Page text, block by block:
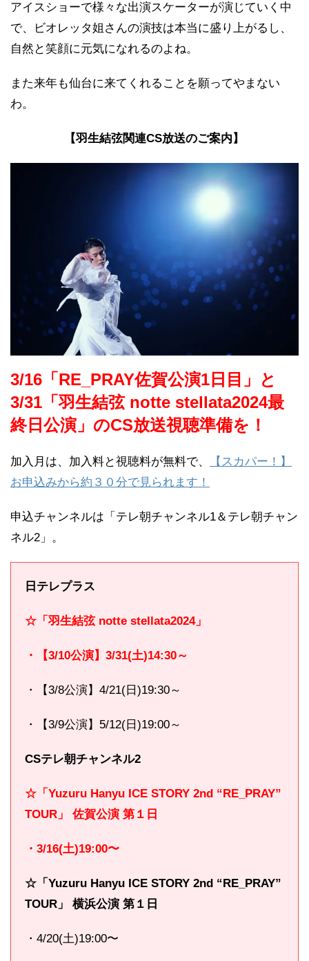
アイスショーで様々な出演スケーターが演じていく中
で、ビオレッタ姐さんの演技は本当に盛り上がるし、
自然と笑顔に元気になれるのよね。
また来年も仙台に来てくれることを願ってやまない
わ。
【羽生結弦関連CS放送のご案内】
3/16「RE_PRAY佐賀公演1日目」と
3/31「羽生結弦 notte stellata2024最
終日公演」のCS放送視聴準備を！
加入月は、加入料と視聴料が無料で、
【スカパー！】
お申込みから約３０分で見られます！
申込チャンネルは「テレ朝チャンネル1＆テレ朝チャン
ネル2」。
日テレプラス
☆「羽生結弦 notte stellata2024」
・【3/10公演】3/31(土)14:30～
・【3/8公演】4/21(日)19:30～
・【3/9公演】5/12(日)19:00～
CSテレ朝チャンネル2
☆「 Yuzuru Hanyu ICE STORY 2nd “RE_PRAY”
TOUR」 佐賀公演 第１日
・3/16(土)19:00〜
☆「 Yuzuru Hanyu ICE STORY 2nd “RE_PRAY”
TOUR」 横浜公演 第１日
・4/20(土)19:00〜